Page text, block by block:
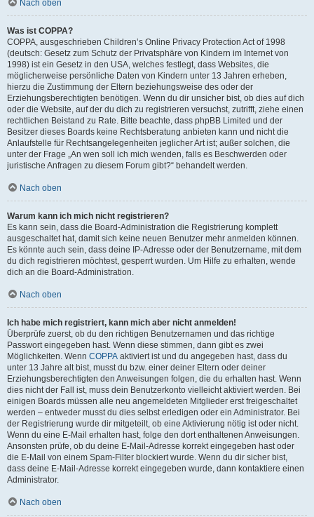
Nach oben
Was ist COPPA?
COPPA, ausgeschrieben Children’s Online Privacy Protection Act of 1998
(deutsch: Gesetz zum Schutz der Privatsphäre von Kindern im Internet von
1998) ist ein Gesetz in den USA, welches festlegt, dass Websites, die
möglicherweise persönliche Daten von Kindern unter 13 Jahren erheben,
hierzu die Zustimmung der Eltern beziehungsweise des oder der
Erziehungsberechtigten benötigen. Wenn du dir unsicher bist, ob dies auf dich
oder die Website, auf der du dich zu registrieren versuchst, zutrifft, ziehe einen
rechtlichen Beistand zu Rate. Bitte beachte, dass phpBB Limited und der
Besitzer dieses Boards keine Rechtsberatung anbieten kann und nicht die
Anlaufstelle für Rechtsangelegenheiten jeglicher Art ist; außer solchen, die
unter der Frage „An wen soll ich mich wenden, falls es Beschwerden oder
juristische Anfragen zu diesem Forum gibt?“ behandelt werden.
Nach oben
Warum kann ich mich nicht registrieren?
Es kann sein, dass die Board-Administration die Registrierung komplett
ausgeschaltet hat, damit sich keine neuen Benutzer mehr anmelden können.
Es könnte auch sein, dass deine IP-Adresse oder der Benutzername, mit dem
du dich registrieren möchtest, gesperrt wurden. Um Hilfe zu erhalten, wende
dich an die Board-Administration.
Nach oben
Ich habe mich registriert, kann mich aber nicht anmelden!
Überprüfe zuerst, ob du den richtigen Benutzernamen und das richtige
Passwort eingegeben hast. Wenn diese stimmen, dann gibt es zwei
Möglichkeiten. Wenn COPPA aktiviert ist und du angegeben hast, dass du
unter 13 Jahre alt bist, musst du bzw. einer deiner Eltern oder deiner
Erziehungsberechtigten den Anweisungen folgen, die du erhalten hast. Wenn
dies nicht der Fall ist, muss dein Benutzerkonto vielleicht aktiviert werden. Bei
einigen Boards müssen alle neu angemeldeten Mitglieder erst freigeschaltet
werden – entweder musst du dies selbst erledigen oder ein Administrator. Bei
der Registrierung wurde dir mitgeteilt, ob eine Aktivierung nötig ist oder nicht.
Wenn du eine E-Mail erhalten hast, folge den dort enthaltenen Anweisungen.
Ansonsten prüfe, ob du deine E-Mail-Adresse korrekt eingegeben hast oder
die E-Mail von einem Spam-Filter blockiert wurde. Wenn du dir sicher bist,
dass deine E-Mail-Adresse korrekt eingegeben wurde, dann kontaktiere einen
Administrator.
Nach oben